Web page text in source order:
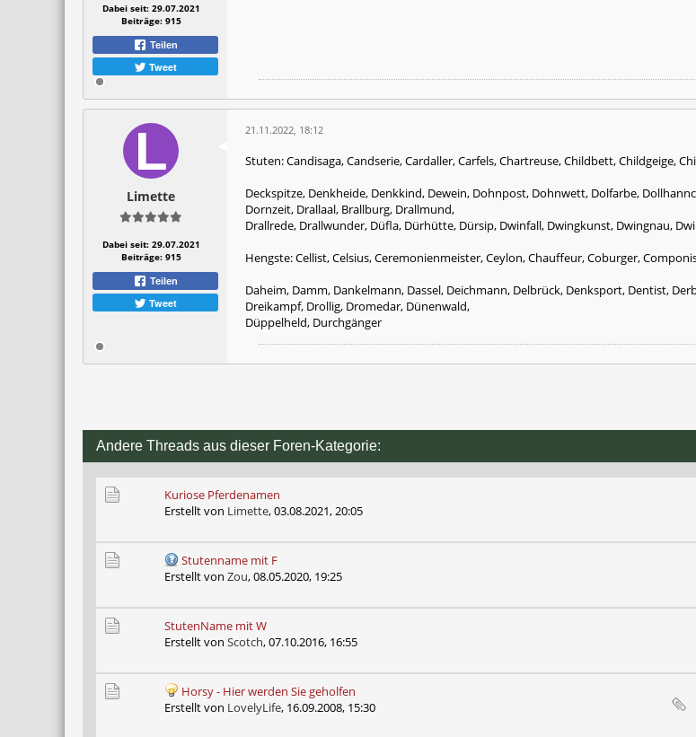
Dabei seit: 29.07.2021
Beiträge: 915
Teilen
Tweet
Limette
Dabei seit: 29.07.2021
Beiträge: 915
Teilen
Tweet
21.11.2022, 18:12
Stuten: Candisaga, Candserie, Cardaller, Carfels, Chartreuse, Childbett, Childgeige,
Deckspitze, Denkheide, Denkkind, Dewein, Dohnpost, Dohnwett, Dolfarbe,
Dornzeit, Drallaal, Brallburg, Drallmund,
Drallrede, Drallwunder, Düfla, Dürhütte, Dürsip, Dwinfall, Dwingkunst, Dwingnau,
Hengste: Cellist, Celsius, Ceremonienmeister, Ceylon, Chauffeur, Coburger,
Daheim, Damm, Dankelmann, Dassel, Deichmann, Delbrück, Denksport, Dentist,
Dreikampf, Drollig, Dromedar, Dünenwald,
Düppelheld, Durchgänger
Andere Threads aus dieser Foren-Kategorie:
Kuriose Pferdenamen
Erstellt von Limette,03.08.2021, 20:05
Stutenname mit F
Erstellt von Zou,08.05.2020, 19:25
StutenName mit W
Erstellt von Scotch,07.10.2016, 16:55
Horsy - Hier werden Sie geholfen
Erstellt von LovelyLife, 16.09.2008, 15:30